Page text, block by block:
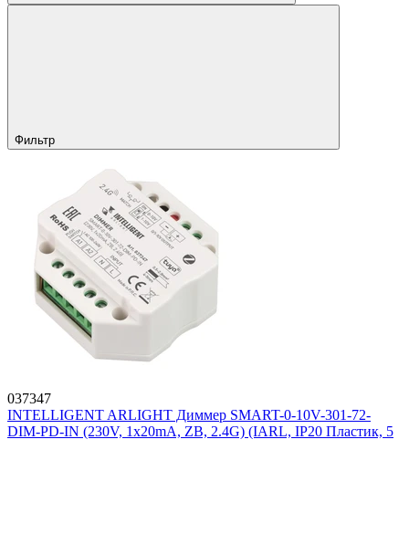
Фильтр
037347
INTELLIGENT ARLIGHT Диммер SMART-0-10V-301-72-
DIM-PD-IN (230V, 1x20mA, ZB, 2.4G) (IARL, IP20 Пластик, 5